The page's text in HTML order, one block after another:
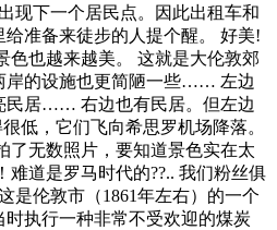
现下一个居民点。因此出租车和
准备来徒步的人提个醒。 好美!
也越来越美。 这就是大伦敦郊
岸的设施也更简陋一些…… 左边
民居…… 右边也有民居。但左边
低，它们飞向希思罗机场降落。
无数照片，要知道景色实在太
难道是罗马时代的??.. 我们粉丝俱
是伦敦市（1861年左右）的一个
执行一种非常不受欢迎的煤炭